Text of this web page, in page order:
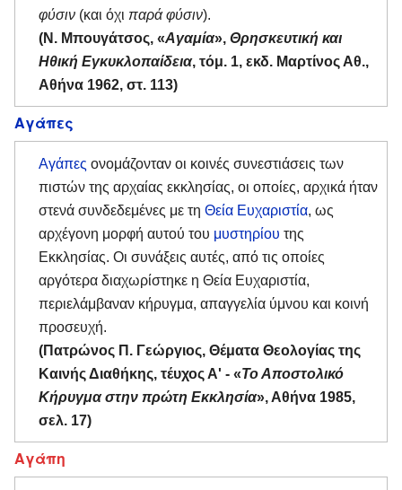
φύσιν (και όχι παρά φύσιν).
(Ν. Μπουγάτσος, «Αγαμία», Θρησκευτική και
Ηθική Εγκυκλοπαίδεια, τόμ. 1, εκδ. Μαρτίνος Αθ.,
Αθήνα 1962, στ. 113)
Αγάπες
Αγάπες ονομάζονταν οι κοινές συνεστιάσεις των
πιστών της αρχαίας εκκλησίας, οι οποίες, αρχικά ήταν
στενά συνδεδεμένες με τη Θεία Ευχαριστία, ως
αρχέγονη μορφή αυτού του μυστηρίου της
Εκκλησίας. Οι συνάξεις αυτές, από τις οποίες
αργότερα διαχωρίστηκε η Θεία Ευχαριστία,
περιελάμβαναν κήρυγμα, απαγγελία ύμνου και κοινή
προσευχή.
(Πατρώνος Π. Γεώργιος, Θέματα Θεολογίας της
Καινής Διαθήκης, τέυχος Α' - «Το Αποστολικό
Κήρυγμα στην πρώτη Εκκλησία», Αθήνα 1985,
σελ. 17)
Αγάπη